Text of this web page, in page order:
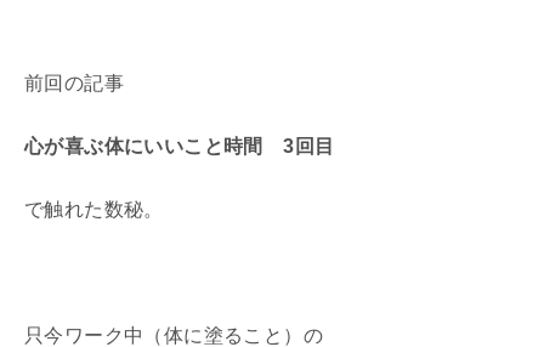
前回の記事
心が喜ぶ体にいいこと時間 3回目
で触れた数秘。
只今ワーク中（体に塗ること）の